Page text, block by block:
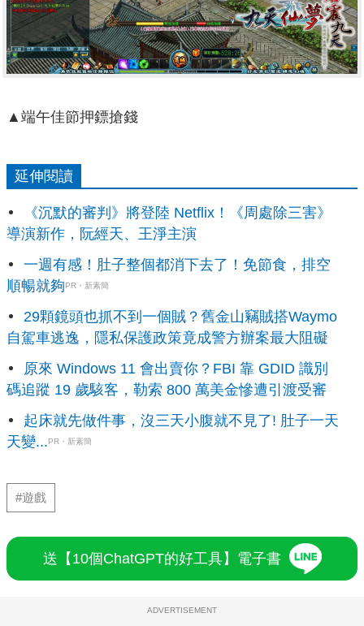
▲端午佳節押鏢搶錢
延伸閱讀
《沉默的審判》將登陸 Netflix！《周處除三害》
導演新作，阮經天、王淨主演
一週有感！肚子整個都消下去了！免節食，排空
順暢就夠PR・新素簡
29顆鏡頭也抓不到一個賊？舊金山竊賊搭Waymo
自駕車逃逸，隱私保護政策竟成警方辦案最大阻礙
原來 Windows 11 會出賣你？FBI 靠 GDID 識別
碼追蹤 19 歲駭客，勒索 800 萬美金慘遭引渡受審
起床就先做件事，沒三天小腹就不見了! 肚子一天
天變...PR・新素簡
#遊戲
送【10個ChatGPT的好工具】電子書
ADVERTISEMENT